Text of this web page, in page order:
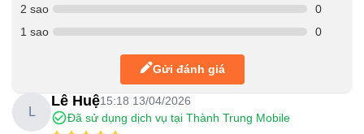
2 sao
0
1 sao
0
Gửi đánh giá
L
Lê Huệ15:18 13/04/2026
Đã sử dụng dịch vụ tại Thành Trung Mobile